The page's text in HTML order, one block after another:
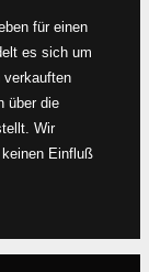
für einen
es sich um
verkauften
über die
Wir
Einfluß